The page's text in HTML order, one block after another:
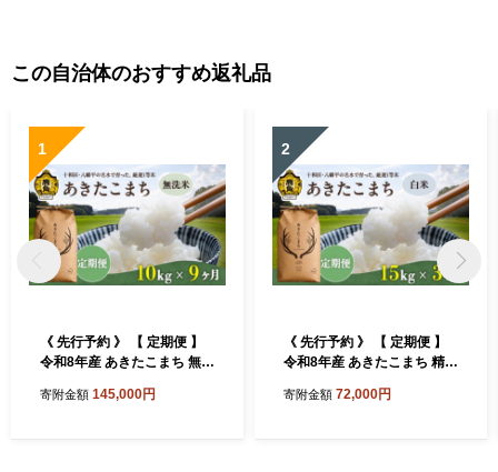
この自治体のおすすめ返礼品
1
《 先行予約 》 【 定期便 】
令和8年産 あきたこまち 無洗
【トライズ】 ●2026年10月
寄附金額 145,000円
2
《 先行予約 》 【 定期便 】
令和8年産 あきたこまち 精米
ライズ】 ●2026年10月下旬
寄附金額 72,000円